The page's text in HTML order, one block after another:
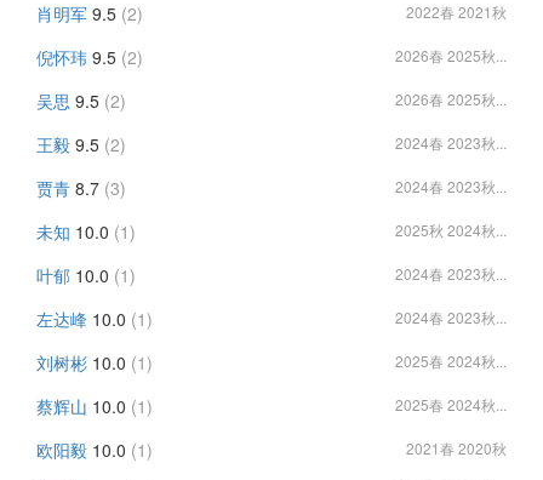
肖明军 9.5 (2) 2022春 2021秋
倪怀玮 9.5 (2) 2026春 2025秋...
吴思 9.5 (2) 2026春 2025秋...
王毅 9.5 (2) 2024春 2023秋...
贾青 8.7 (3) 2024春 2023秋...
未知 10.0 (1) 2025秋 2024秋...
叶郁 10.0 (1) 2024春 2023秋...
左达峰 10.0 (1) 2024春 2023秋...
刘树彬 10.0 (1) 2025春 2024秋...
蔡辉山 10.0 (1) 2025春 2024秋...
欧阳毅 10.0 (1) 2021春 2020秋